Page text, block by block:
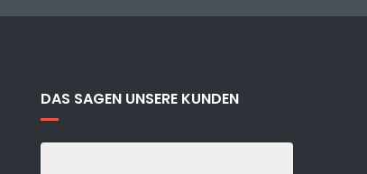
DAS SAGEN UNSERE KUNDEN